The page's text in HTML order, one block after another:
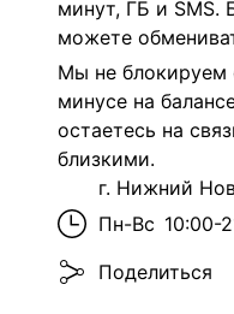
минут, ГБ и SMS.
можете
Мы не блокируем
минусе на
остаетесь на
близкими.
г. Нижний
Пн-Вс 10:00-
Поделиться